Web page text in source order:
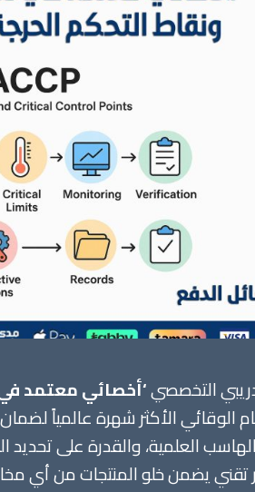
التخصصي‘أخصائي معتمد
الوقائي الأكثر شهرة عالمياً
العلمية، والقدرة على تحديد
تقني يضمن خلو المنتجات من أي